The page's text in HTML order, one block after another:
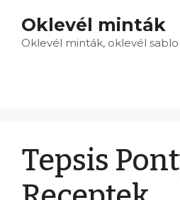
tartalomba
Oklevél minták
Oklevél minták, oklevél
Tepsis